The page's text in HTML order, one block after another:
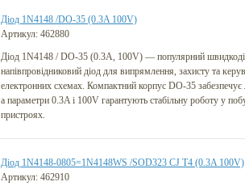
Діод 1N4148 /DO-35 (0.3A 100V)
Артикул: 462880
Діод 1N4148 / DO-35 (0.3A, 100V) — популярний
напівпровідниковий діод для випрямлення, захисту та
електронних схемах. Компактний корпус DO-35
а параметри 0.3A і 100V гарантують стабільну роботу у
пристроях.
Діод 1N4148-0805=1N4148WS /SOD323 CJ T4 (0.3A 100V)
Артикул: 462910